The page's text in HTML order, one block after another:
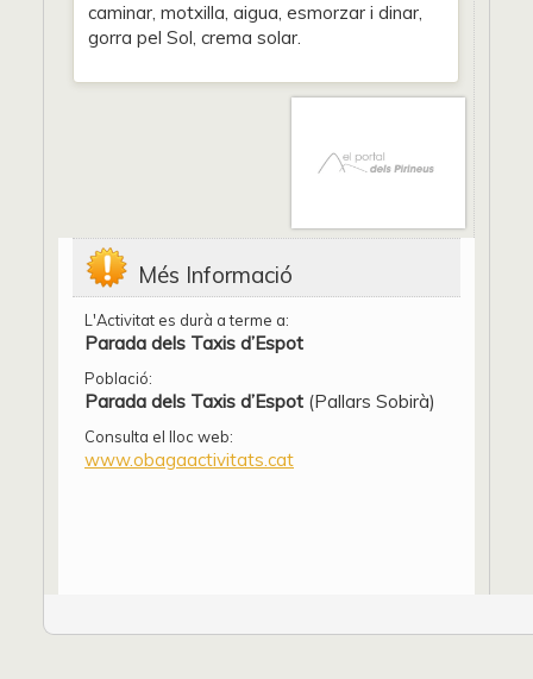
caminar, motxilla, aigua, esmorzar i dinar,
gorra pel Sol, crema solar.
Més Informació
L'Activitat es durà a terme a:
Parada dels Taxis d’Espot
Població:
Parada dels Taxis d’Espot (Pallars Sobirà)
Consulta el lloc web:
www.obagaactivitats.cat